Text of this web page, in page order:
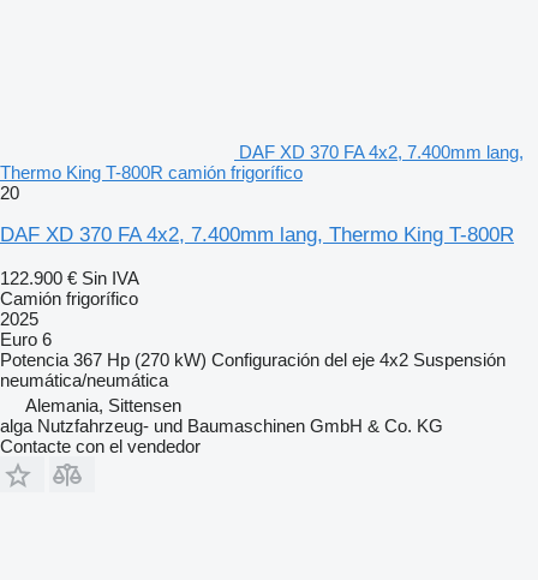
DAF XD 370 FA 4x2, 7.400mm lang,
Thermo King T-800R camión frigorífico
20
DAF XD 370 FA 4x2, 7.400mm lang, Thermo King T-800R
122.900 € Sin IVA
Camión frigorífico
2025
Euro 6
Potencia 367 Hp (270 kW) Configuración del eje 4x2 Suspensión
neumática/neumática
Alemania, Sittensen
alga Nutzfahrzeug- und Baumaschinen GmbH & Co. KG
Contacte con el vendedor